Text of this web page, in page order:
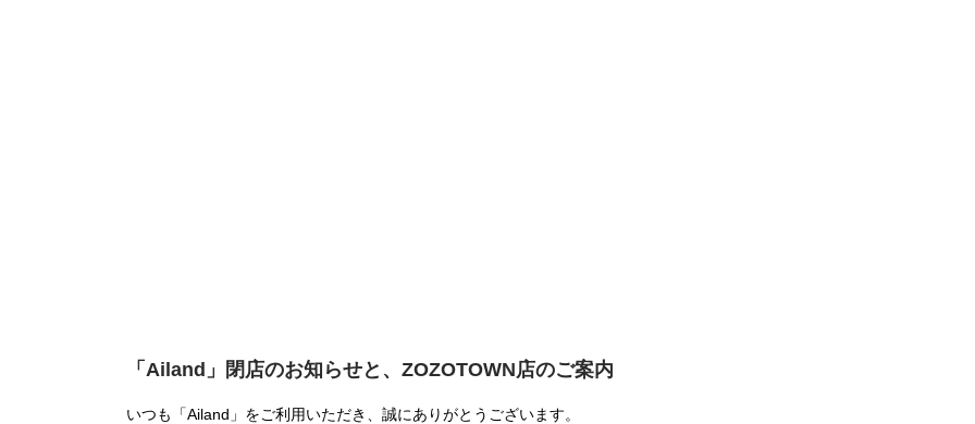
「Ailand」閉店のお知らせと、ZOZOTOWN店のご案内
いつも「Ailand」をご利用いただき、誠にありがとうございます。